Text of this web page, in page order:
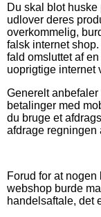
Du skal blot
udlover deres
overkommelig,
falsk internet
fald omsluttet af
uoprigtige internet
Generelt
betalinger med
du bruge et
afdrage regningen
Forud for at
webshop burde
handelsaftale, det